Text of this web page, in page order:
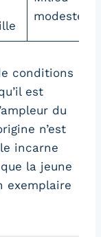
modeste
conditions
est
du
n’est
incarne
la jeune
exemplaire